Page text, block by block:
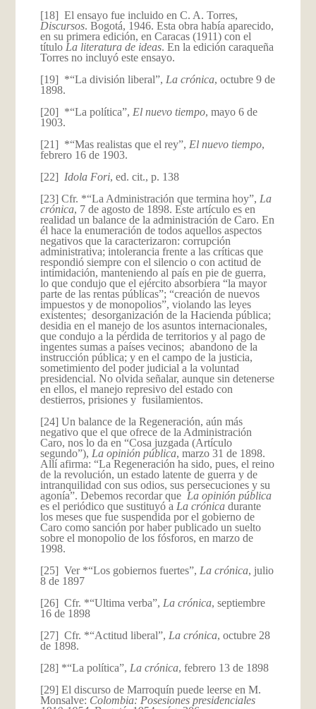
[18] El ensayo fue incluido en C. A. Torres,
Discursos. Bogotá, 1946. Esta obra había aparecido,
en su primera edición, en Caracas (1911) con el
título La literatura de ideas. En la edición caraqueña
Torres no incluyó este ensayo.
[19] *“La división liberal”, La crónica, octubre 9 de
1898.
[20] *“La política”, El nuevo tiempo, mayo 6 de
1903.
[21] *“Mas realistas que el rey”, El nuevo tiempo,
febrero 16 de 1903.
[22] Idola Fori, ed. cit., p. 138
[23] Cfr. *“La Administración que termina hoy”, La
crónica, 7 de agosto de 1898. Este artículo es en
realidad un balance de la administración de Caro. En
él hace la enumeración de todos aquellos aspectos
negativos que la caracterizaron: corrupción
administrativa; intolerancia frente a las críticas que
respondió siempre con el silencio o con actitud de
intimidación, manteniendo al país en pie de guerra,
lo que condujo que el ejército absorbiera “la mayor
parte de las rentas públicas”; “creación de nuevos
impuestos y de monopolios”, violando las leyes
existentes; desorganización de la Hacienda pública;
desidia en el manejo de los asuntos internacionales,
que condujo a la pérdida de territorios y al pago de
ingentes sumas a países vecinos; abandono de la
instrucción pública; y en el campo de la justicia,
sometimiento del poder judicial a la voluntad
presidencial. No olvida señalar, aunque sin detenerse
en ellos, el manejo represivo del estado con
destierros, prisiones y fusilamientos.
[24] Un balance de la Regeneración, aún más
negativo que el que ofrece de la Administración
Caro, nos lo da en “Cosa juzgada (Artículo
segundo”), La opinión pública, marzo 31 de 1898.
Allí afirma: “La Regeneración ha sido, pues, el reino
de la revolución, un estado latente de guerra y de
intranquilidad con sus odios, sus persecuciones y su
agonía”. Debemos recordar que La opinión pública
es el periódico que sustituyó a La crónica durante
los meses que fue suspendida por el gobierno de
Caro como sanción por haber publicado un suelto
sobre el monopolio de los fósforos, en marzo de
1998.
[25] Ver *“Los gobiernos fuertes”, La crónica, julio
8 de 1897
[26] Cfr. *“Ultima verba”, La crónica, septiembre
16 de 1898
[27] Cfr. *“Actitud liberal”, La crónica, octubre 28
de 1898.
[28] *“La política”, La crónica, febrero 13 de 1898
[29] El discurso de Marroquín puede leerse en M.
Monsalve: Colombia: Posesiones presidenciales